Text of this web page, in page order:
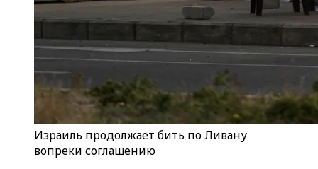
Израиль продолжает бить по Ливану
вопреки соглашению